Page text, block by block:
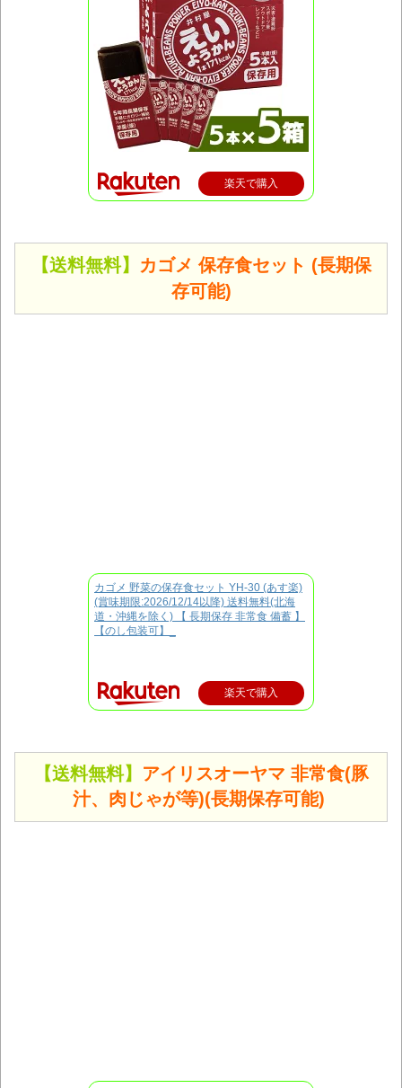
楽天で購入
【送料無料】 カゴメ 保存食セット (長期保
存可能)
カゴメ 野菜の保存食セット YH-30 (あす楽)
(賞味期限:2026/12/14以降) 送料無料(北海
道・沖縄を除く) 【 長期保存 非常食 備蓄 】
【のし包装可】_
楽天で購入
【送料無料】
アイリスオーヤマ 非常食(豚
汁、肉じゃが等)(長期保存可能)